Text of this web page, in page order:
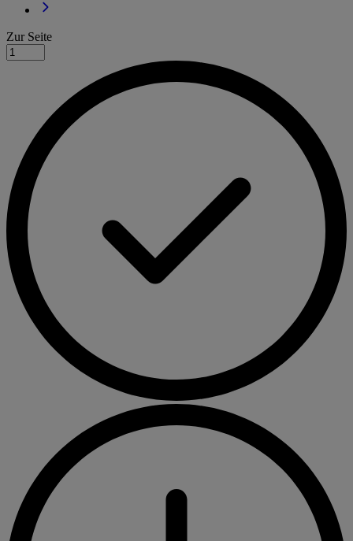
Zur Seite